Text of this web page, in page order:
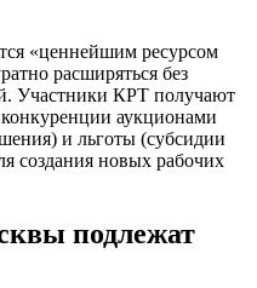
«ценнейшим ресурсом
расширяться без
Участники КРТ получают
аукционами
и льготы (субсидии
создания новых рабочих
подлежат